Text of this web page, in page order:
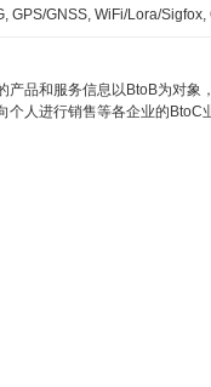
GPS/GNSS, WiFi/Lora/
产品和服务信息以BtoB为对象，
个人进行销售等各企业的BtoC